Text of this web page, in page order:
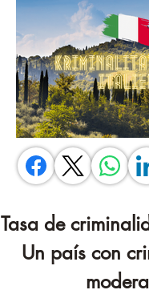
Tasa de
Un país con